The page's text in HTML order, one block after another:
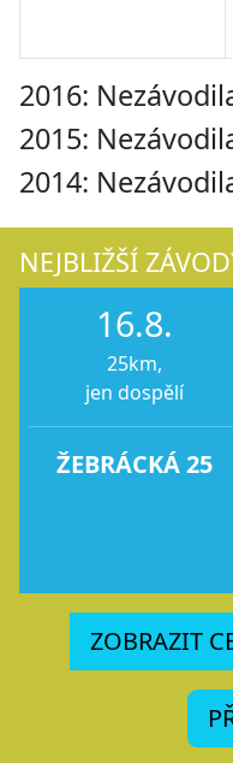
2016:
2015:
2014:
NEJBLIŽŠÍ
16.8.
25km,
jen dospělí
ŽEBRÁCKÁ 25
ZOBRAZIT